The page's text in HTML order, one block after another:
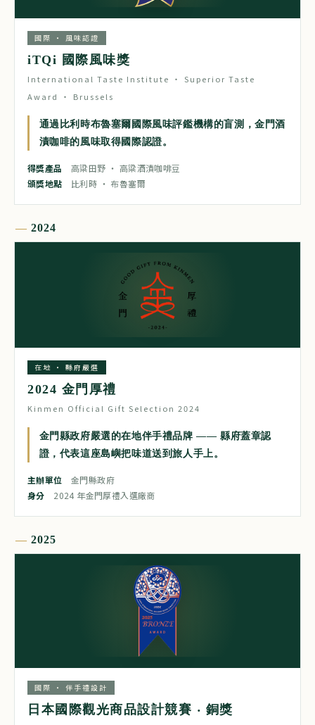
國際 ‧ 風味認證
iTQi 國際風味獎
International Taste Institute ‧ Superior Taste
Award ‧ Brussels
通過比利時布魯塞爾國際風味評鑑機構的盲測，金門酒
漬咖啡的風味取得國際認證。
得獎產品 高粱田野 ‧ 高粱酒漬咖啡豆
頒獎地點 比利時 ‧ 布魯塞爾
2024
在地 ‧ 縣府嚴選
2024 金門厚禮
Kinmen Official Gift Selection 2024
金門縣政府嚴選的在地伴手禮品牌 —— 縣府蓋章認
證，代表這座島嶼把味道送到旅人手上。
主辦單位 金門縣政府
身分 2024 年金門厚禮入選廠商
2025
國際 ‧ 伴手禮設計
日本國際觀光商品設計競賽 ‧ 銅獎